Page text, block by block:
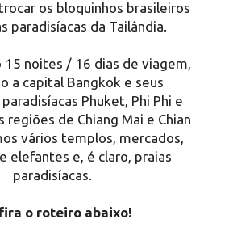
os bloquinhos brasileiros
paradisíacas da Tailândia.
15 noites / 16 dias de viagem,
a capital Bangkok e seus
Phuket, Phi Phi e
regiões de Chiang Mai e Chian
vários templos, mercados,
elefantes e, é claro, praias
paradisíacas.
o roteiro abaixo!